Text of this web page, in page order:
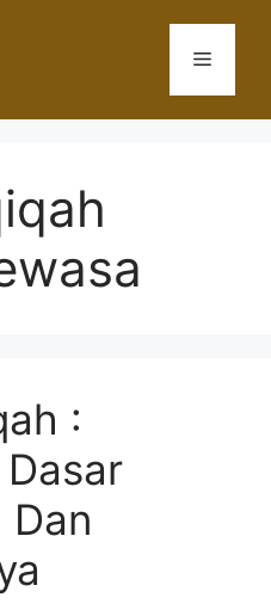
Menu
:
Dan